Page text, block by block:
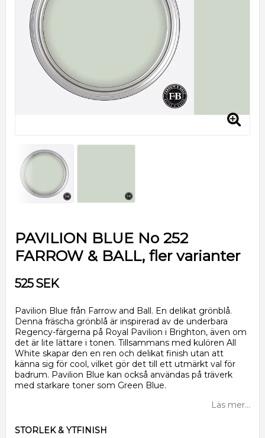
PAVILION BLUE No 252
FARROW & BALL, fler varianter
525 SEK
Pavilion Blue från Farrow and Ball. En delikat grönblå.
Denna fräscha grönblå är inspirerad av de underbara
Regency-färgerna på Royal Pavilion i Brighton, även om
det är lite lättare i tonen. Tillsammans med kulören All
White skapar den en ren och delikat finish utan att
känna sig för cool, vilket gör det till ett utmärkt val för
badrum. Pavilion Blue kan också användas på träverk
med starkare toner som Green Blue.
Läs mer...
STORLEK & YTFINISH